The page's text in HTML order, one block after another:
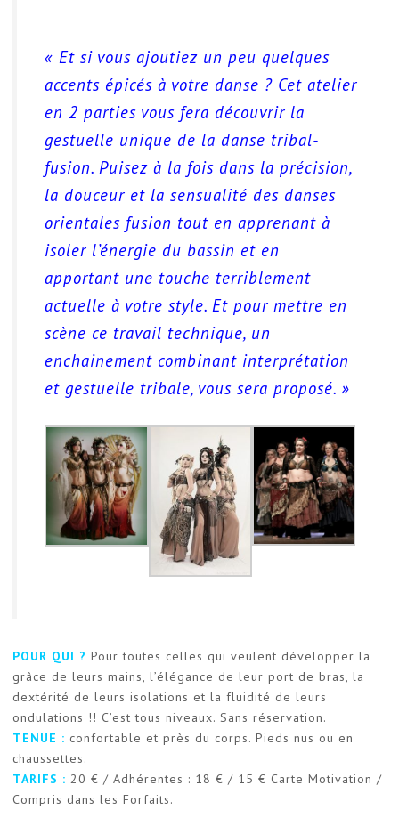
« Et si vous ajoutiez un peu quelques
accents épicés à votre danse ? Cet atelier
en 2 parties vous fera découvrir la
gestuelle unique de la danse tribal-
fusion. Puisez à la fois dans la précision,
la douceur et la sensualité des danses
orientales fusion tout en apprenant à
isoler l’énergie du bassin et en
apportant une touche terriblement
actuelle à votre style. Et pour mettre en
scène ce travail technique, un
enchainement combinant interprétation
et gestuelle tribale, vous sera proposé. »
POUR QUI ? Pour toutes celles qui veulent développer la
grâce de leurs mains, l’élégance de leur port de bras, la
dextérité de leurs isolations et la fluidité de leurs
ondulations !! C’est tous niveaux. Sans réservation.
TENUE : confortable et près du corps. Pieds nus ou en
chaussettes.
TARIFS : 20 € / Adhérentes : 18 € / 15 € Carte Motivation /
Compris dans les Forfaits.